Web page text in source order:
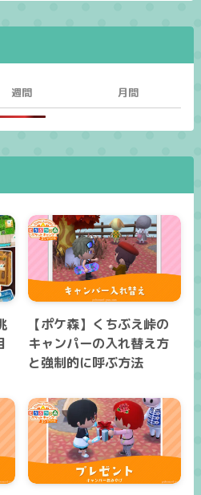
週間 月間
【ポケ森】くちぶえ峠の
キャンパーの入れ替え方
と強制的に呼ぶ方法